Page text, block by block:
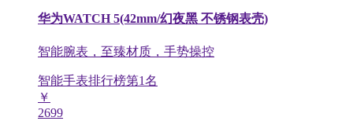
华为WATCH 5(42mm/幻夜黑 不锈钢表壳)
智能腕表，至臻材质，手势操控
智能手表排行榜第1名
￥
2699